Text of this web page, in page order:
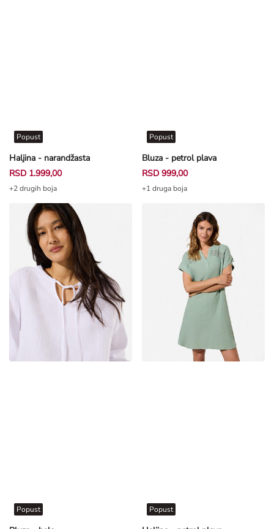
Haljina - narandžasta
Popust
RSD 1.999,00
+2 drugih boja
Bluza - petrol plava
Popust
RSD 999,00
+1 druga boja
Popust Popust